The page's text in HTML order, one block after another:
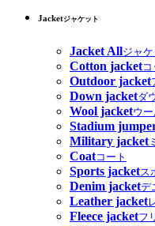
Jacketジャケット
Jacket Allジャ
Cotton jacketコ
Outdoor jacket
Down jacketダ
Wool jacketウー
Stadium
Military jacket
Coatコート
Sports jacketス
Denim jacketデ
Leather jacket
Fleece jacketフ